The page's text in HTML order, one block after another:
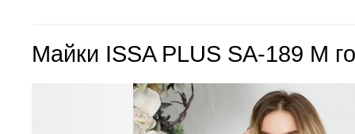
Майки ISSA PLUS SA-189 M